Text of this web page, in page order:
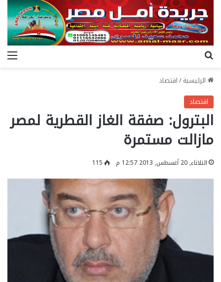
الرئيسية/اقتصاد
اقتصاد
البترول: صفقة الغاز القطرية لمصر
مازالت مستمرة
الثلاثاء, 20 أغسطس, 2013 12:57 م 115